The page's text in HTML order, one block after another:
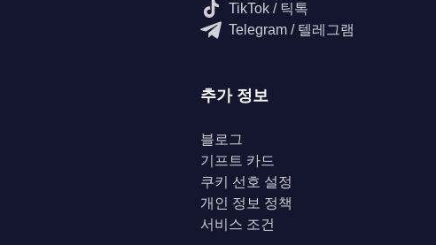
TikTok / 틱톡
Telegram / 텔레그램
추가 정보
블로그
기프트 카드
쿠키 선호 설정
개인 정보 정책
서비스 조건